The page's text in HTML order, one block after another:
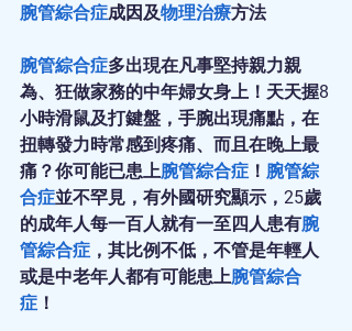
腕管綜合症成因及物理治療方法
腕管綜合症多出現在凡事堅持親力親
為、狂做家務的中年婦女身上！天天握8
小時滑鼠及打鍵盤，手腕出現痛點，在
扭轉發力時常感到疼痛、而且在晚上最
痛？你可能已患上腕管綜合症 ！ 腕管綜
合症並不罕見，有外國研究顯示，25歲
的成年人每一百人就有一至四人患有腕
管綜合症 ，其比例不低，不管是年輕人
或是中老年人都有可能患上腕管綜合
症 ！